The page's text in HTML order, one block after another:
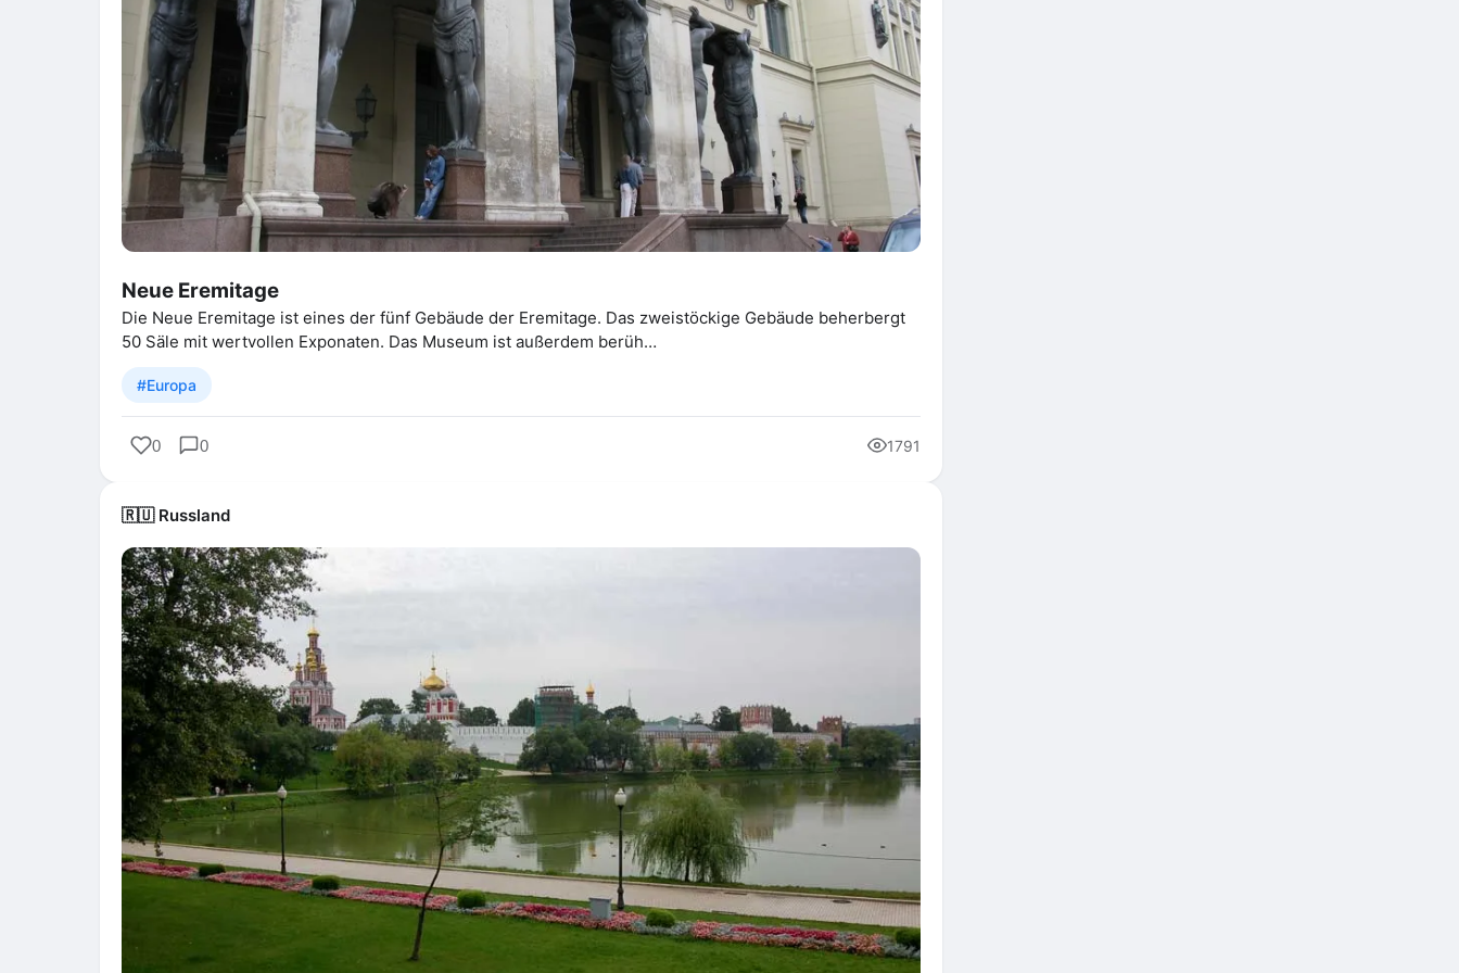
Neue Eremitage
Die Neue Eremitage ist eines der fünf Gebäude der Eremitage. Das zweistöckige Gebäude beherbergt
50 Säle mit wertvollen Exponaten. Das Museum ist außerdem berüh…
#Europa
0 0 1791
🇷🇺 Russland